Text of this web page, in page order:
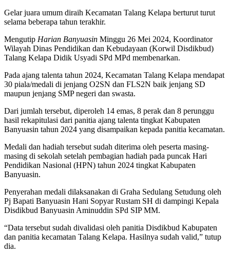
Gelar juara umum diraih Kecamatan Talang Kelapa berturut turut
selama beberapa tahun terakhir.
Mengutip Harian Banyuasin Minggu 26 Mei 2024, Koordinator
Wilayah Dinas Pendidikan dan Kebudayaan (Korwil Disdikbud)
Talang Kelapa Didik Usyadi SPd MPd membenarkan.
Pada ajang talenta tahun 2024, Kecamatan Talang Kelapa mendapat
30 piala/medali di jenjang O2SN dan FLS2N baik jenjang SD
maupun jenjang SMP negeri dan swasta.
Dari jumlah tersebut, diperoleh 14 emas, 8 perak dan 8 perunggu
hasil rekapitulasi dari panitia ajang talenta tingkat Kabupaten
Banyuasin tahun 2024 yang disampaikan kepada panitia kecamatan.
Medali dan hadiah tersebut sudah diterima oleh peserta masing-
masing di sekolah setelah pembagian hadiah pada puncak Hari
Pendidikan Nasional (HPN) tahun 2024 tingkat Kabupaten
Banyuasin.
Penyerahan medali dilaksanakan di Graha Sedulang Setudung oleh
Pj Bapati Banyuasin Hani Sopyar Rustam SH di dampingi Kepala
Disdikbud Banyuasin Aminuddin SPd SIP MM.
“Data tersebut sudah divalidasi oleh panitia Disdikbud Kabupaten
dan panitia kecamatan Talang Kelapa. Hasilnya sudah valid,” tutup
dia.